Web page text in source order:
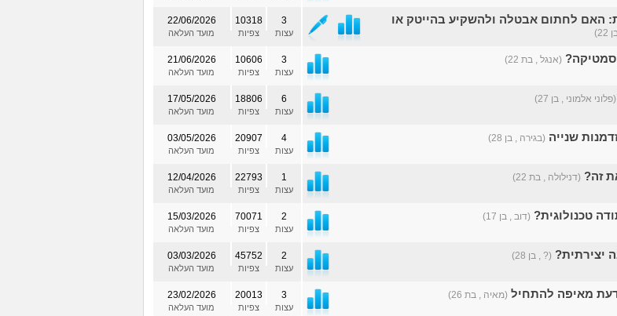
האם לחתום אבטלה ולהשקיע בהייטק או
22/06/2026
מועד העלאה
10318
צפיות
3
עצות
(אנגל , בת 22) 21/06/2026
מועד העלאה
10606
צפיות
3
עצות
(פלוני אלמוני , בן 27) 17/05/2026
מועד העלאה
18806
צפיות
6
עצות
שנייה (בגירה , בן 28) 03/05/2026
מועד העלאה
20907
צפיות
4
עצות
זה? (דנילולה , בת 22) 12/04/2026
מועד העלאה
22793
צפיות
1
עצות
טכנולוגית? (דוב , בן 17) 15/03/2026
מועד העלאה
70071
צפיות
2
עצות
יצירתית? (? , בן 28) 03/03/2026
מועד העלאה
45752
צפיות
2
עצות
מאיפה להתחיל (מאיה , בת 26) 23/02/2026
מועד העלאה
20013
צפיות
3
עצות